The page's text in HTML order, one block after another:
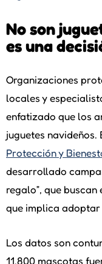
No son
es una
Organizaciones
locales y
enfatizado que los
juguetes navideños.
Protección y
desarrollado
regalo”, que
que implica
Los datos son
11.800 mascotas